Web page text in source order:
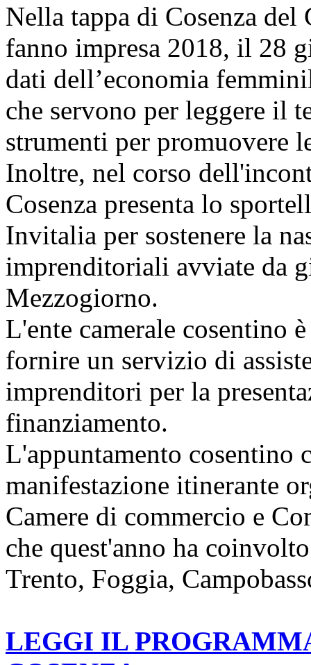
Nella tappa di Cosenza
fanno impresa 2018, il 28
dati dell’economia
che servono per leggere il
strumenti per promuovere
Inoltre, nel corso
Cosenza presenta lo
Invitalia per sostenere la
imprenditoriali avviate da
Mezzogiorno.
L'ente camerale cosentino
fornire un servizio di
imprenditori per la
finanziamento.
L'appuntamento cosentino
manifestazione itinerante
Camere di commercio e
che quest'anno ha
Trento, Foggia,
LEGGI IL